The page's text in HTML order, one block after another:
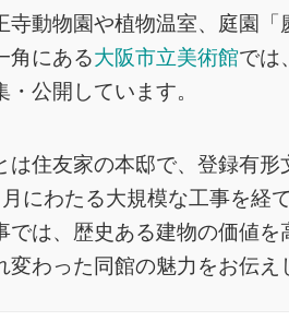
寺動物園や植物温室、庭園
角にある大阪市立美術館では
・公開しています。
は住友家の本邸で、登録有
にわたる大規模な工事を経
では、歴史ある建物の価値
変わった同館の魅力をお伝え